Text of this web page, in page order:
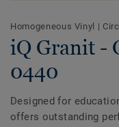
Homogeneous Vinyl |
iQ Granit -
0440
Designed for
offers outstanding